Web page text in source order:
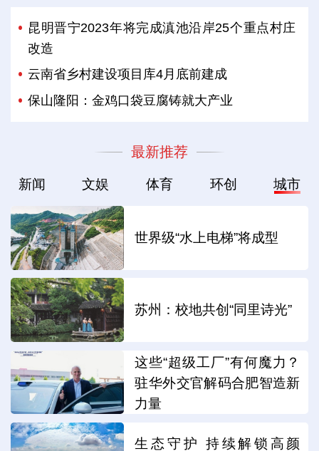
昆明晋宁2023年将完成滇池沿岸25个重点村庄
改造
云南省乡村建设项目库4月底前建成
保山隆阳：金鸡口袋豆腐铸就大产业
最新推荐
新闻 文娱 体育 环创 城市
世界级“水上电梯”将成型
苏州：校地共创“同里诗光”
这些“超级工厂”有何魔力？
驻华外交官解码合肥智造新
力量
生态守护 持续解锁高颜